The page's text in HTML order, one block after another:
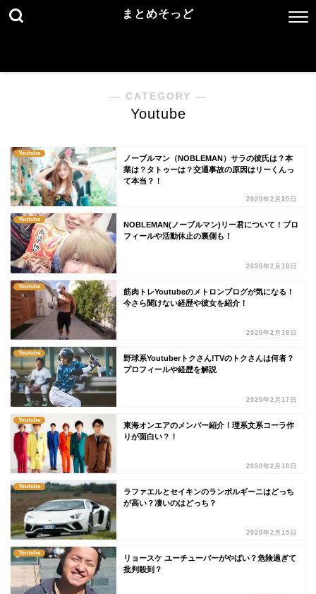
まとめそっど
― CATEGORY ―
Youtube
Youtube
ノーブルマン（NOBLEMAN）サラの彼氏は？本
業は？タトゥーは？交通事故の原因はリーくんっ
て本当？！
2020年2月20日
Youtube
NOBLEMAN(ノーブルマン)リー君について！プロ
フィールや活動休止の裏側も！
2020年2月18日
Youtube
筋肉トレYoutubeのメトロンブログが気になる！
今さら聞けない経歴や彼女を紹介！
2020年2月18日
Youtube
野球系Youtuberトクさん!TVのトクさんは何者？
プロフィールや経歴を解説
2020年2月17日
Youtube
東海オンエアのメンバー紹介！理系文系コーラ作
りが面白い？！
2020年2月16日
Youtube
ラファエルとセイキンのランボルギーニはどっち
が高い？凄いのはどっち？
2020年2月15日
Youtube
リョースケ ユーチューバーがやばい？危険過ぎて
批判殺到？